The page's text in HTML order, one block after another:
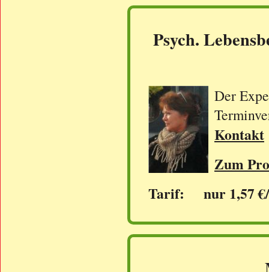
Psych.
Der
Kontakt
Zum
Tarif: nur 1,57